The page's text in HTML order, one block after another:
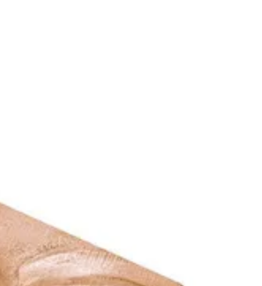
gebruiken. Ook buiten. Zelfs
met olie of beits te behandelen. De